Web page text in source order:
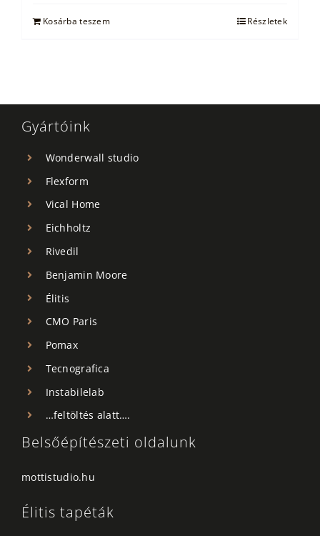
Kosárba teszem Részletek
Gyártóink
Wonderwall studio
Flexform
Vical Home
Eichholtz
Rivedil
Benjamin Moore
Élitis
CMO Paris
Pomax
Tecnografica
Instabilelab
…feltöltés alatt….
Belsőépítészeti oldalunk
mottistudio.hu
Élitis tapéták